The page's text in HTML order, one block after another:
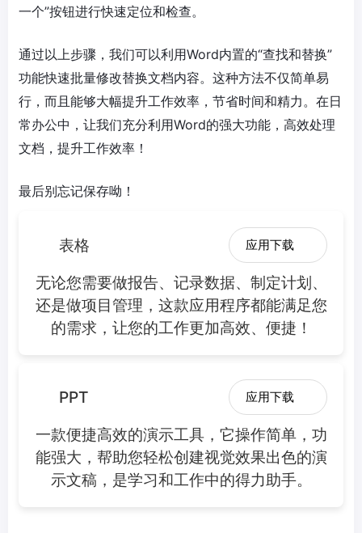
一个”按钮进行快速定位和检查。
通过以上步骤，我们可以利用Word内置的“查找和替换”
功能快速批量修改替换文档内容。这种方法不仅简单易
行，而且能够大幅提升工作效率，节省时间和精力。在日
常办公中，让我们充分利用Word的强大功能，高效处理
文档，提升工作效率！
最后别忘记保存呦！
表格 应用下载
无论您需要做报告、记录数据、制定计划、
还是做项目管理，这款应用程序都能满足您
的需求，让您的工作更加高效、便捷！
PPT 应用下载
一款便捷高效的演示工具，它操作简单，功
能强大，帮助您轻松创建视觉效果出色的演
示文稿，是学习和工作中的得力助手。